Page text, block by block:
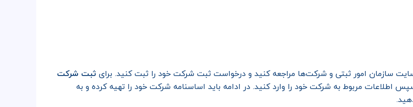
سازمان امور ثبتی و شرکت‌ها مراجعه کنید و درخواست ثبت شرکت خود را ثبت کنید. برای ثبت شرکت
اطلاعات مربوط به شرکت خود را وارد کنید. در ادامه باید اساسنامه شرکت خود را تهیه کرده و به